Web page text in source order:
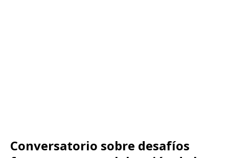
Conversatorio sobre desafíos